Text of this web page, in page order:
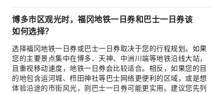
博多市区观光时，福冈地铁一日券和巴士一日券该
如何选择？
选择福冈地铁一日券或巴士一日券取决于您的行程规划。如果
您的主要景点集中在博多、天神、中洲川端等地铁沿线大站，
且重视移动速度，地铁一日券会比较适合。相反，如果您的目
的地包含运河城、栉田神社等巴士网络更便利的区域，或是想
体验沿途的市街风光，则巴士一日券可能更实用。建议您先列